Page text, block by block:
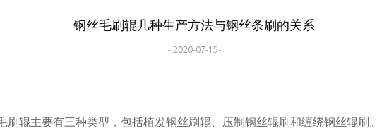
钢丝毛刷辊几种生产方法与钢丝条刷的关系
- 2020-07-15-
辊主要有三种类型，包括植发钢丝刷辊、压制钢丝辊刷和缠绕钢丝辊刷。